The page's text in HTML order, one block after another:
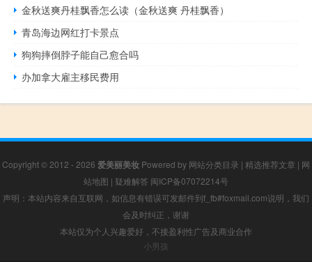
金秋送爽丹桂飘香怎么读（金秋送爽 丹桂飘香）
青岛海边网红打卡景点
狗狗摔倒脖子能自己愈合吗
办加拿大雇主移民费用
Copyright © 2012 - 2026 爱美丽美妆 Powered by 网站分类目录 | 精选推荐文章 | 网
站地图 | 疑难解答 闽ICP备07072214号
声明：本站内容来自互联网，如信息有错误可发邮件到f_fb#foxmail.com说明，我们
会及时纠正，谢谢
本站仅为个人兴趣爱好，不接盈利性广告及商业合作
小男孩